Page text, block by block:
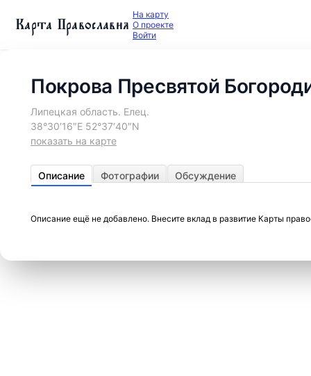
Карта Православия На карту
О проекте
Войти
Покрова Пресвятой
Липецкая область. Елец.
38°30′16″E 52°37′40″N
показать на карте
Описание Фотографии Обсуждение
Описание ещё не добавлено. Внесите вклад в развитие Карты